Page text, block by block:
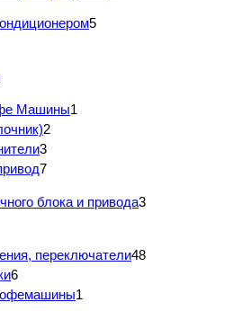
5
Машины1
2
3
7
блока и привода3
переключатели48
6
1